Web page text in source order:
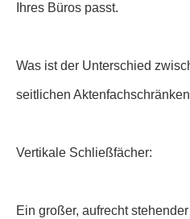
Ihres Büros passt.
Was ist der Unterschied
seitlichen
Vertikale Schließfächer:
Ein großer, aufrecht